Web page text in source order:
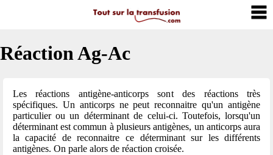
Réaction Ag-Ac
Les réactions antigène-anticorps sont des réactions très
spécifiques. Un anticorps ne peut reconnaitre qu'un antigène
particulier ou un déterminant de celui-ci. Toutefois, lorsqu'un
déterminant est commun à plusieurs antigènes, un anticorps aura
la capacité de reconnaitre ce déterminant sur les différents
antigènes. On parle alors de réaction croisée.